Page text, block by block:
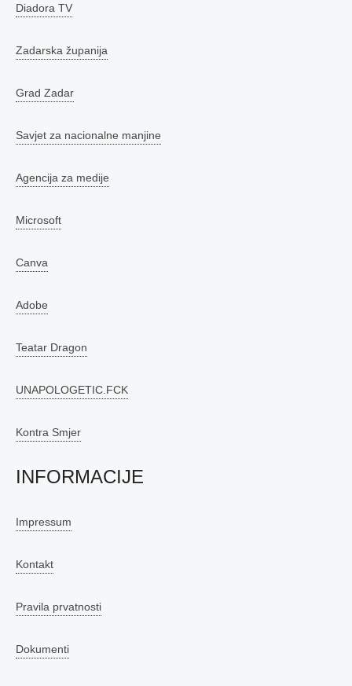
Diadora TV
Zadarska županija
Grad Zadar
Savjet za nacionalne manjine
Agencija za medije
Microsoft
Canva
Adobe
Teatar Dragon
UNAPOLOGETIC.FCK
Kontra Smjer
INFORMACIJE
Impressum
Kontakt
Pravila prvatnosti
Dokumenti